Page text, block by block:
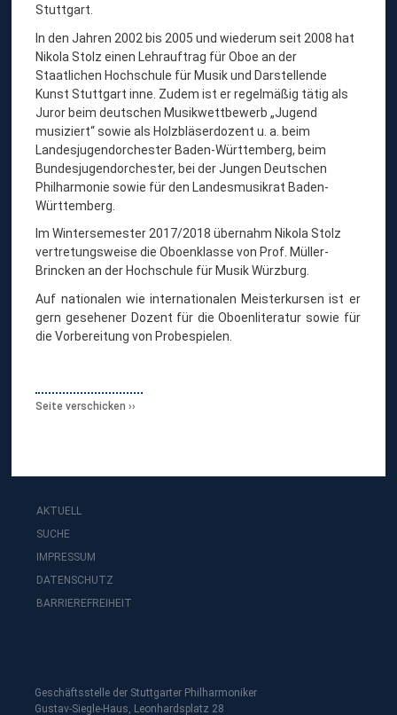
Stuttgart.
In den Jahren 2002 bis 2005 und wiederum seit 2008 hat
Nikola Stolz einen Lehrauftrag für Oboe an der
Staatlichen Hochschule für Musik und Darstellende
Kunst Stuttgart inne. Zudem ist er regelmäßig tätig als
Juror beim deutschen Musikwettbewerb „Jugend
musiziert“ sowie als Holzbläserdozent u. a. beim
Landesjugendorchester Baden-Württemberg, beim
Bundesjugendorchester, bei der Jungen Deutschen
Philharmonie sowie für den Landesmusikrat Baden-
Württemberg.
Im Wintersemester 2017/2018 übernahm Nikola Stolz
vertretungsweise die Oboenklasse von Prof. Müller-
Brincken an der Hochschule für Musik Würzburg.
Auf nationalen wie internationalen Meisterkursen ist er
gern gesehener Dozent für die Oboenliteratur sowie für
die Vorbereitung von Probespielen.
Seite verschicken
AKTUELL
SUCHE
IMPRESSUM
DATENSCHUTZ
BARRIEREFREIHEIT
Geschäftsstelle der Stuttgarter Philharmoniker
Gustav-Siegle-Haus, Leonhardsplatz 28